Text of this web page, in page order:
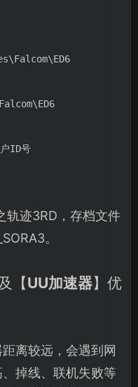
ID号
轨迹3RD，存档文件
。
【UU加速器】优
离较远，会遇到网
掉线、联机失败等